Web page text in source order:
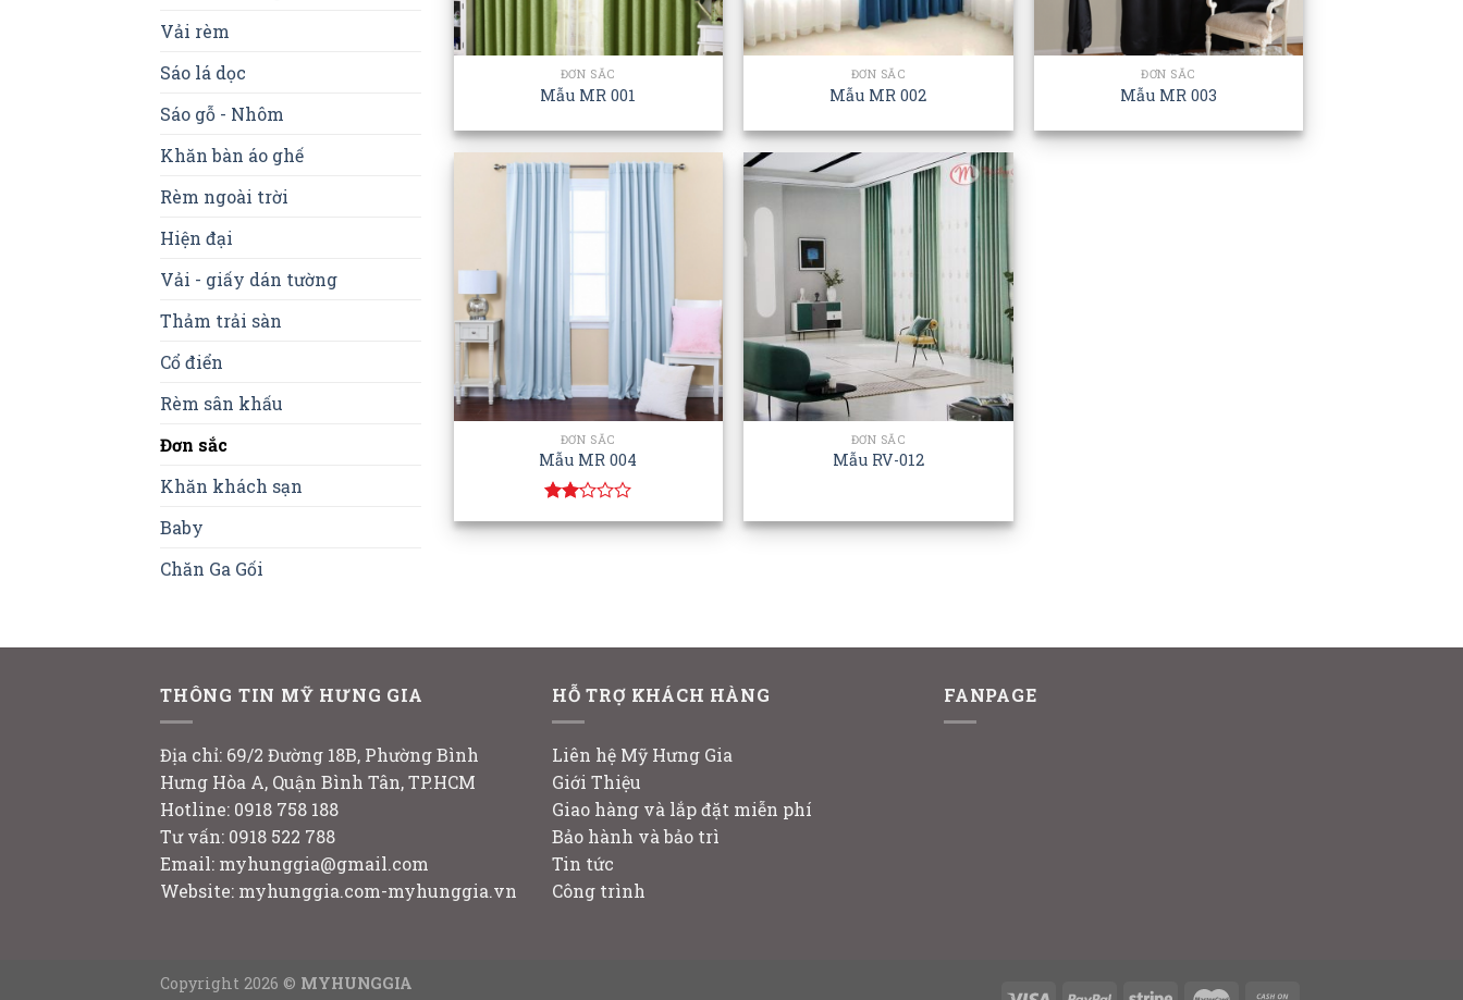
Vải rèm
Sáo lá dọc
Sáo gỗ - Nhôm
Khăn bàn áo ghế
Rèm ngoài trời
Hiện đại
Vải - giấy dán tường
Thảm trải sàn
Cổ điển
Rèm sân khấu
Đơn sắc
Khăn khách sạn
Baby
Chăn Ga Gối
ĐƠN SẮC
Mẫu MR 001
ĐƠN SẮC
Mẫu MR 002
ĐƠN SẮC
Mẫu MR 003
ĐƠN SẮC
Mẫu MR 004
2.14
ĐƠN SẮC
Mẫu RV-012
THÔNG TIN MỸ HƯNG GIA
Địa chỉ: 69/2 Đường 18B, Phường Bình
Hưng Hòa A, Quận Bình Tân, TP.HCM
Hotline: 0918 758 188
Tư vấn: 0918 522 788
Email: myhunggia@gmail.com
Website: myhunggia.com-myhunggia.vn
HỖ TRỢ KHÁCH HÀNG
Liên hệ Mỹ Hưng Gia
Giới Thiệu
Giao hàng và lắp đặt miễn phí
Bảo hành và bảo trì
Tin tức
Công trình
FANPAGE
Copyright 2026 © MYHUNGGIA